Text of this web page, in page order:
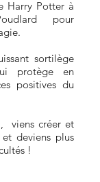
Harry Potter à
pour
sortilège
protège en
positives du
viens créer et
deviens plus
!